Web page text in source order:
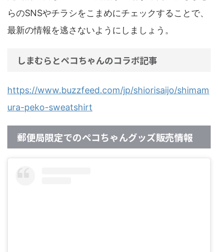
らのSNSやチラシをこまめにチェックすることで、
最新の情報を逃さないようにしましょう。
しまむらとペコちゃんのコラボ記事
https://www.buzzfeed.com/jp/shiorisaijo/shimam
ura-peko-sweatshirt
郵便局限定でのペコちゃんグッズ販売情報